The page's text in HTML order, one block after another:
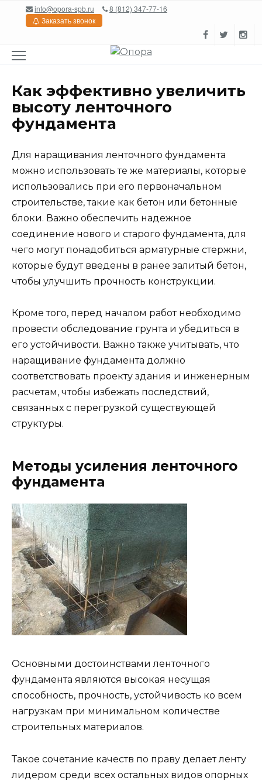
Перейтиinfo@opora-spb.ru
8 (812) 347-77-16
Заказать звонок
Как эффективно увеличить
высоту ленточного
фундамента
Для наращивания ленточного фундамента
можно использовать те же материалы, которые
использовались при его первоначальном
строительстве, такие как бетон или бетонные
блоки. Важно обеспечить надежное
соединение нового и старого фундамента, для
чего могут понадобиться арматурные стержни,
которые будут введены в ранее залитый бетон,
чтобы улучшить прочность конструкции.
Кроме того, перед началом работ необходимо
провести обследование грунта и убедиться в
его устойчивости. Важно также учитывать, что
наращивание фундамента должно
соответствовать проекту здания и инженерным
расчетам, чтобы избежать последствий,
связанных с перегрузкой существующей
структуры.
Методы усиления ленточного
фундамента
Основными достоинствами ленточного
фундамента являются высокая несущая
способность, прочность, устойчивость ко всем
нагрузкам при минимальном количестве
строительных материалов.
Такое сочетание качеств по праву делает ленту
лидером среди всех остальных видов опорных